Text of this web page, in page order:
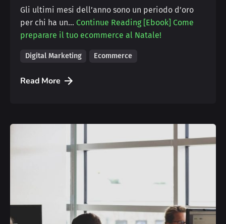
Gli ultimi mesi dell’anno sono un periodo d’oro
per chi ha un… Continue Reading[Ebook] Come
preparare il tuo ecommerce al Natale!
Digital Marketing Ecommerce
Read More